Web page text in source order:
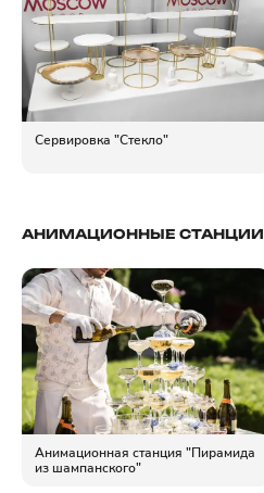
Сервировка "Стекло"
АНИМАЦИОННЫЕ СТАНЦИИ
Анимационная станция "Пирамида
из шампанского"